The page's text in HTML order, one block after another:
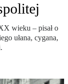
wieku – pisał o
ułana, cygana,